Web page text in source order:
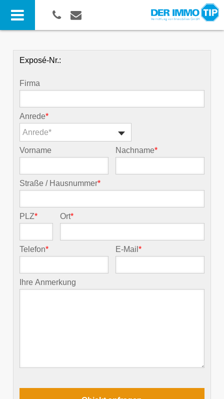
Exposé-Nr.:
Firma
Anrede*
Anrede*
Vorname Nachname*
Straße / Hausnummer*
PLZ* Ort*
Telefon* E-Mail*
Ihre Anmerkung